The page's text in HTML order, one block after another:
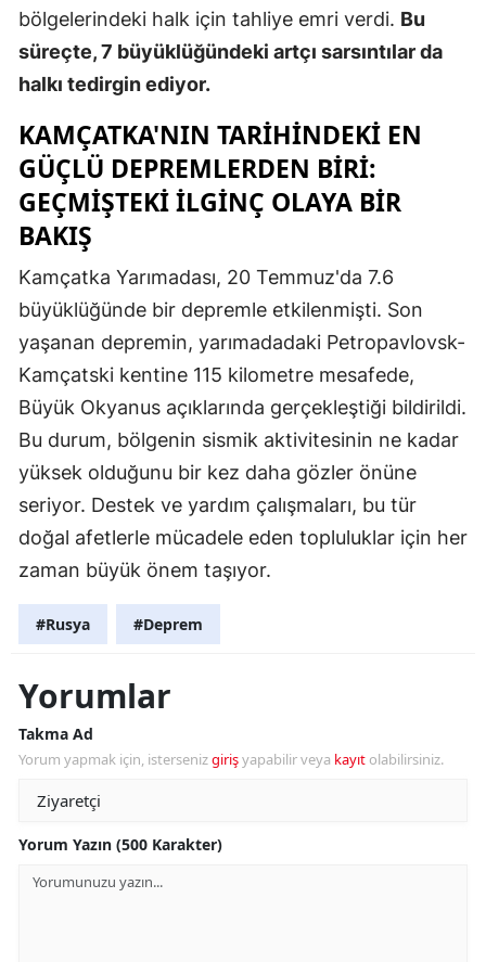
bölgelerindeki halk için tahliye emri verdi. Bu
süreçte, 7 büyüklüğündeki artçı sarsıntılar da
halkı tedirgin ediyor.
KAMÇATKA'NIN TARIHINDEKI EN
GÜÇLÜ DEPREMLERDEN BIRI:
GEÇMIŞTEKI İLGINÇ OLAYA BIR
BAKIŞ
Kamçatka Yarımadası, 20 Temmuz'da 7.6
büyüklüğünde bir depremle etkilenmişti. Son
yaşanan depremin, yarımadadaki Petropavlovsk-
Kamçatski kentine 115 kilometre mesafede,
Büyük Okyanus açıklarında gerçekleştiği bildirildi.
Bu durum, bölgenin sismik aktivitesinin ne kadar
yüksek olduğunu bir kez daha gözler önüne
seriyor. Destek ve yardım çalışmaları, bu tür
doğal afetlerle mücadele eden topluluklar için her
zaman büyük önem taşıyor.
#Rusya #Deprem
Yorumlar
Takma Ad
Yorum yapmak için, istersenizgirişyapabilir veya kayıt olabilirsiniz.
Yorum Yazın (500 Karakter)